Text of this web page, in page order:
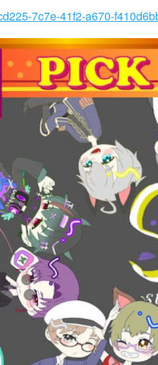
7c7e-41f2-a670-